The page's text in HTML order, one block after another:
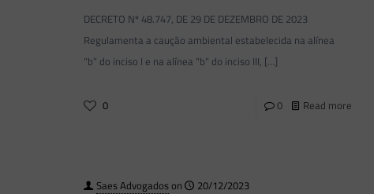
DECRETO Nº 48.747, DE 29 DE DEZEMBRO DE 2023
Regulamenta a caução ambiental estabelecida na alínea
“b” do inciso I e na alínea “b” do inciso III, […]
0 0 Read more
Saes Advogadoson 20/12/2023